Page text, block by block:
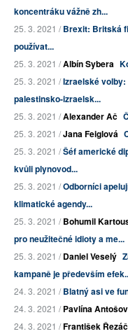
koncentráku vážně zh...
25. 3. 2021 /Brexit: Britská
používat...
25. 3. 2021 /Albín Sybera
25. 3. 2021 /Izraelské
palestinsko-izraelsk...
25. 3. 2021 /Alexander Ač
25. 3. 2021 /Jana Feiglová
25. 3. 2021 /Šéf americké
kvůli plynovod...
25. 3. 2021 /Odborníci
klimatické agendy...
25. 3. 2021 /Bohumil
pro neužitečné idioty a me...
25. 3. 2021 /Daniel Veselý
kampaně je především
24. 3. 2021 /Blatný asi ve
24. 3. 2021 /Pavlína
24. 3. 2021 /František Řezáč